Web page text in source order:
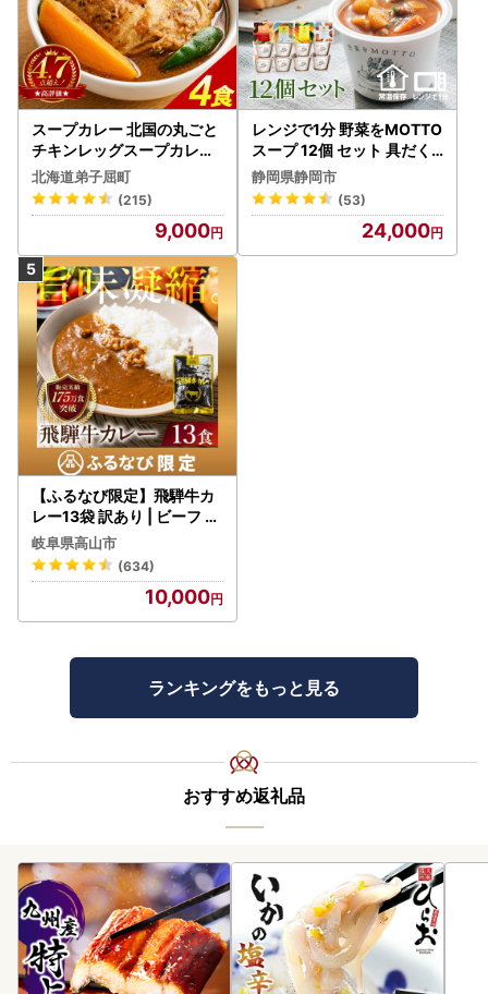
スープカレー 北国の丸ごと
チキンレッグスープカレー
4個 3739
北海道弟子屈町
(215)
9,000
レンジで1分 野菜をMOTTO
スープ 12個 セット 具だく
さんスープ 朝食 惣菜 国産
野菜 常温保存
静岡県静岡市
(53)
24,000
【ふるなび限定】飛騨牛カ
レー13袋 訳あり | ビーフ レ
トルト 訳あり DC006-CP
01 FN-Limited-VO
岐阜県高山市
(634)
10,000
ランキングをもっと見る
おすすめ返礼品